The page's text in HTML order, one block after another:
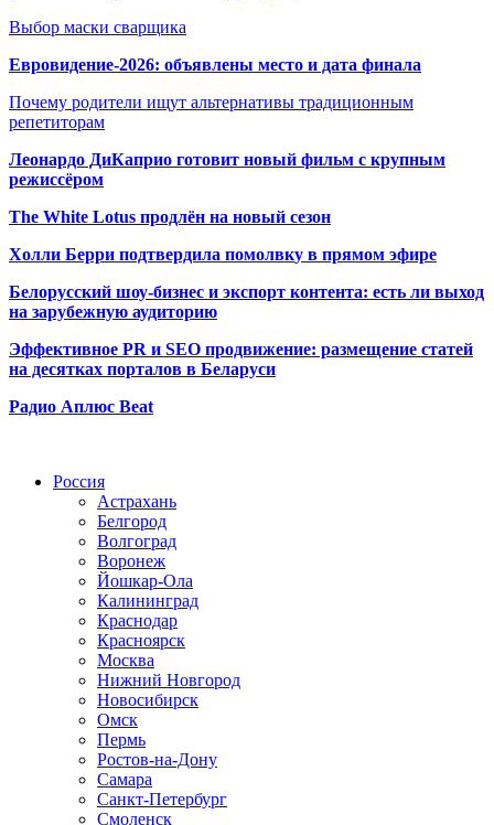
Выбор маски сварщика
Евровидение-2026: объявлены место и дата финала
Почему родители ищут альтернативы традиционным
репетиторам
Леонардо ДиКаприо готовит новый фильм с крупным
режиссёром
The White Lotus продлён на новый сезон
Холли Берри подтвердила помолвку в прямом эфире
Белорусский шоу-бизнес и экспорт контента: есть ли выход
на зарубежную аудиторию
Эффективное PR и SEO продвижение: размещение статей
на десятках порталов в Беларуси
Радио Аплюс Beat
Россия
Астрахань
Белгород
Волгоград
Воронеж
Йошкар-Ола
Калининград
Краснодар
Красноярск
Москва
Нижний Новгород
Новосибирск
Омск
Пермь
Ростов-на-Дону
Самара
Санкт-Петербург
Смоленск